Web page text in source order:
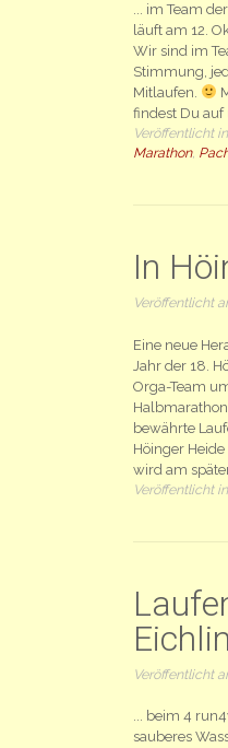
... im Team
läuft am 12.
Wir sind im
Stimmung,
Mitlaufen.
findest Du
Veröffentlicht in
Marathon,
In
Veröffentlicht
Eine neue
Jahr der 18.
Orga-Team
bewährte
Höinger
wird am
Veröffentlicht in
Veröffentlicht
... beim 4
sauberes